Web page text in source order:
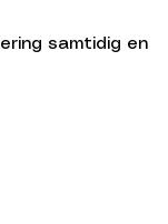
samtidig en